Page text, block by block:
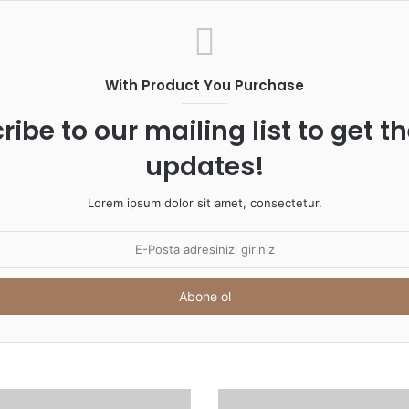
With Product You Purchase
to our mailing list to get
updates!
Lorem ipsum dolor sit amet, consectetur.